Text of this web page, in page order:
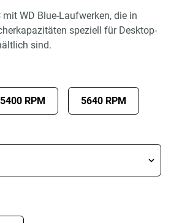
mit WD Blue-Laufwerken, die in
speziell für Desktop-
sind.
5400 RPM 5640 RPM